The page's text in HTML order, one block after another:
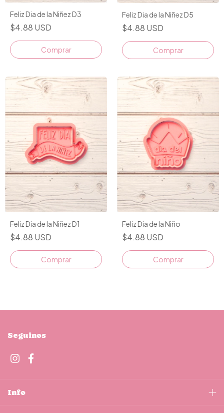
Feliz Dia de la Niñez D3
$4.88 USD
Comprar
Feliz Dia de la Niñez D5
$4.88 USD
Comprar
Feliz Dia de la Niñez D1
$4.88 USD
Comprar
Feliz Dia de la Niño
$4.88 USD
Comprar
Seguinos
Info